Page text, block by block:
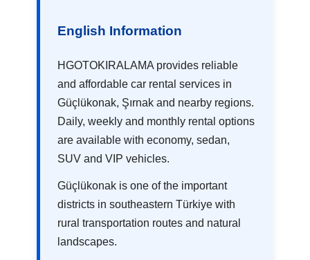
English Information
HGOTOKIRALAMA provides reliable
and affordable car rental services in
Güçlükonak, Şırnak and nearby regions.
Daily, weekly and monthly rental options
are available with economy, sedan,
SUV and VIP vehicles.
Güçlükonak is one of the important
districts in southeastern Türkiye with
rural transportation routes and natural
landscapes.